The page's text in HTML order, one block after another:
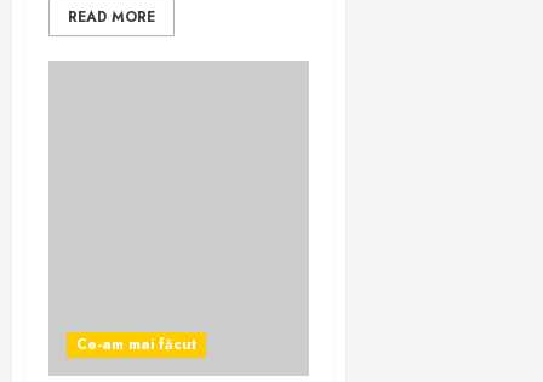
READ MORE
Ce-am mai făcut